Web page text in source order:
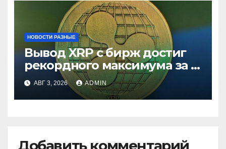
НОВОСТИ РАЗНЫЕ
Вывод XRP с бирж достиг
рекордного максимума за 5
летАВГ 3, 2026 ADMIN
Добавить комментарий